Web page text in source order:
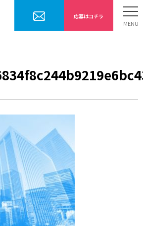
勤務までの流れ
採用情報
お問合せ
応募はコチラ